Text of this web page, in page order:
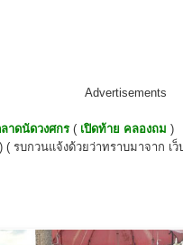
Advertisements
าดนัดวงศกร ( เปิดท้าย คลองถม )
รบกวนแจ้งด้วยว่าทราบมาจาก เ